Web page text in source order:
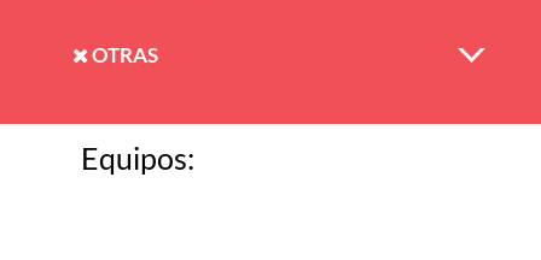
OTRAS
Equipos: